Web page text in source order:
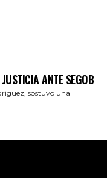
ANTE SEGOB
sostuvo una